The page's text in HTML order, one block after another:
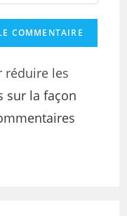
réduire les
sur la façon